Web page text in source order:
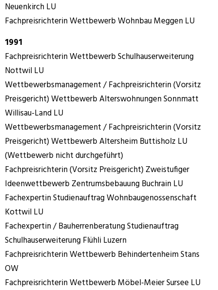
Neuenkirch LU
Fachpreisrichterin Wettbewerb Wohnbau Meggen LU
1991
Fachpreisrichterin Wettbewerb Schulhauserweiterung
Nottwil LU
Wettbewerbsmanagement / Fachpreisrichterin (Vorsitz
Preisgericht) Wettbewerb Alterswohnungen Sonnmatt
Willisau-Land LU
Wettbewerbsmanagement / Fachpreisrichterin (Vorsitz
Preisgericht) Wettbewerb Altersheim Buttisholz LU
(Wettbewerb nicht durchgeführt)
Fachpreisrichterin (Vorsitz Preisgericht) Zweistufiger
Ideenwettbewerb Zentrumsbebauung Buchrain LU
Fachexpertin Studienauftrag Wohnbaugenossenschaft
Kottwil LU
Fachexpertin / Bauherrenberatung Studienauftrag
Schulhauserweiterung Flühli Luzern
Fachpreisrichterin Wettbewerb Behindertenheim Stans
OW
Fachpreisrichterin Wettbewerb Möbel-Meier Sursee LU